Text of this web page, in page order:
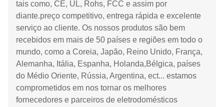
tais como, CE, UL, Rohs, FCC e assim por
diante.preço competitivo, entrega rápida e excelente
serviço ao cliente. Os nossos produtos são bem
recebidos em mais de 50 países e regiões em todo o
mundo, como a Coreia, Japão, Reino Unido, França,
Alemanha, Itália, Espanha, Holanda,Bélgica, países
do Médio Oriente, Rússia, Argentina, ect... estamos
comprometidos em nos tornar os melhores
fornecedores e parceiros de eletrodomésticos